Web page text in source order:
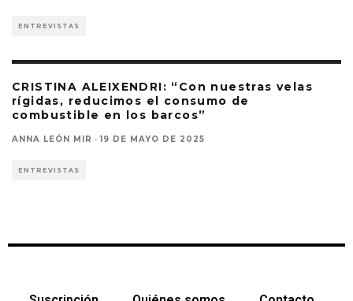
ENTREVISTAS
CRISTINA ALEIXENDRI: “Con nuestras velas
rígidas, reducimos el consumo de
combustible en los barcos”
ANNA LEÓN MIR · 19 DE MAYO DE 2025
ENTREVISTAS